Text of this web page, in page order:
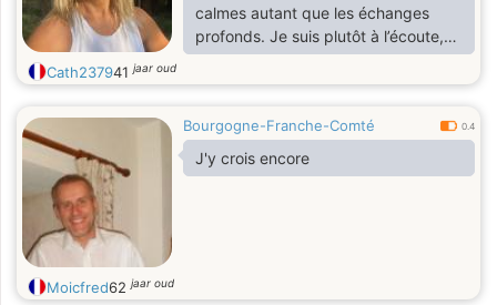
calmes autant que les échanges
profonds. Je suis plutôt à l’écoute,
bienveillante, avec un brin d’humour.
J’aime découvrir, apprendre,
mots, la cuisine ou les petites choses
du quotidien. Et toi, dis-moi un peu
qui tu es ?
Cath237941jaar oud
Bourgogne-Franche-Comté 0.4
J'y crois encore
Moicfred62jaar oud